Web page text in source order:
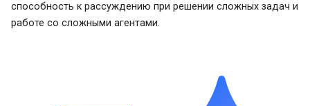
способность к рассуждению при решении сложных задач и
работе со сложными агентами.